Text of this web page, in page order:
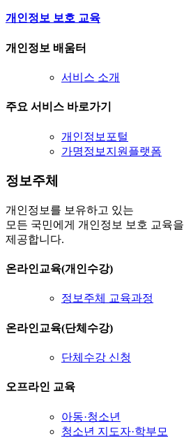
개인정보 보호 교육
개인정보 배움터
서비스 소개
주요 서비스 바로가기
개인정보포털
가명정보지원플랫폼
정보주체
개인정보를 보유하고 있는
모든 국민에게 개인정보 보호 교육을
제공합니다.
온라인교육(개인수강)
정보주체 교육과정
온라인교육(단체수강)
단체수강 신청
오프라인 교육
아동·청소년
청소년 지도자·학부모